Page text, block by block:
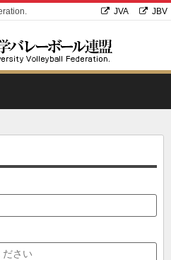
JVA JBV